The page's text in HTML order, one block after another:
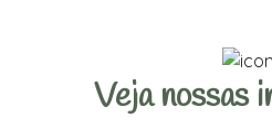
Veja nossas